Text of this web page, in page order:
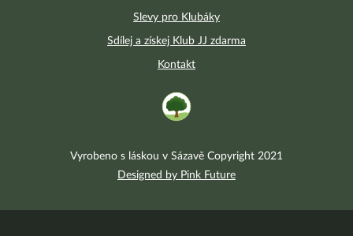
Slevy pro Klubáky
Sdílej a získej Klub JJ zdarma
Kontakt
Vyrobeno s láskou v Sázavě Copyright 2021
Designed by Pink Future